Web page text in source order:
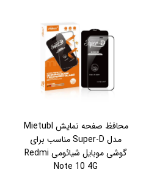
محافظ صفحه نمایش Mietubl
مدل Super-D مناسب برای
گوشی موبایل شیائومی Redmi
Note 10 4G